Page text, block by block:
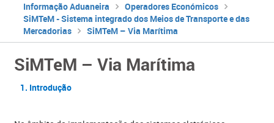
Informação Aduaneira
Operadores Económicos
SiMTeM - Sistema integrado dos Meios de Transporte e das
Mercadorias
SiMTeM – Via Marítima
SiMTeM – Via Marítima
​​​​​​​​​1. Introdução